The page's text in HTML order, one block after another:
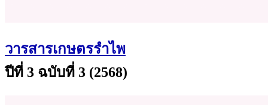
วารสารเกษตรรำไพ
ปีที่ 3 ฉบับที่ 3 (2568)